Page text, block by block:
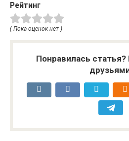
Рейтинг
( Пока оценок нет )
Понравилась